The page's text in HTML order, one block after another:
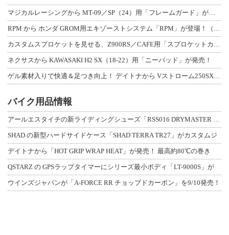
ネクサスから KAWASAKI H2 SX（18-22）用「ニーパッド」が発売！
バイク用品情報
SHAD の新型ハードサイドケース「SHAD TERRA TR27」がカスタムジ
デイトナから「HOT GRIP WRAP HEAT」が発売！ 最高約80℃の巻き
QSTARZ の GPSラップタイマーにシリーズ最小ボディ「LT-9000S」が
ウインズジャパンが「A-FORCE RR チョップドカーボン」を9/10発売！